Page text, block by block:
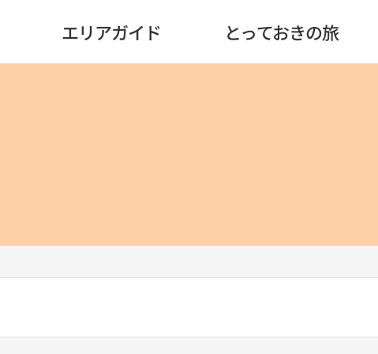
エリアガイド とっておきの旅